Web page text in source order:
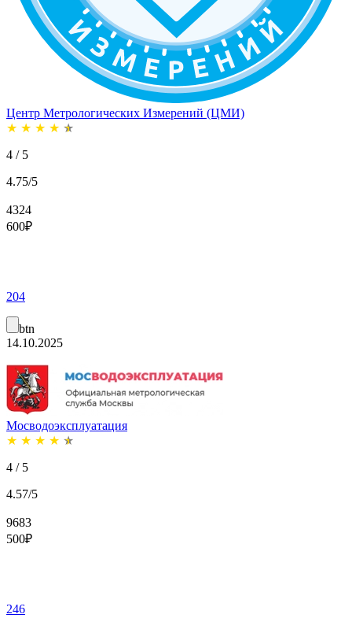
Центр Метрологических Измерений (ЦМИ)
★ ★ ★ ★ ★
4 / 5
4.75/5
4324
600₽
204
btn
14.10.2025
Мосводоэксплуатация
★ ★ ★ ★ ★
4 / 5
4.57/5
9683
500₽
246